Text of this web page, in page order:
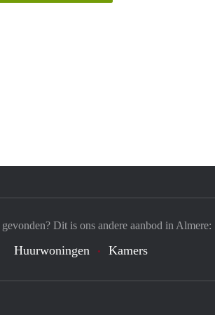
Dit is ons andere aanbod in Almere:
Huurwoningen Kamers